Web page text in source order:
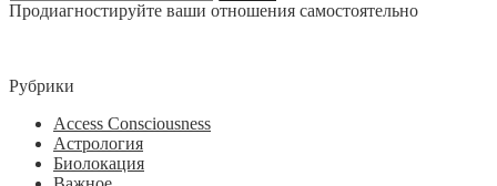
Продиагностируйте ваши отношения самостоятельно
Рубрики
Access Consciousness
Астрология
Биолокация